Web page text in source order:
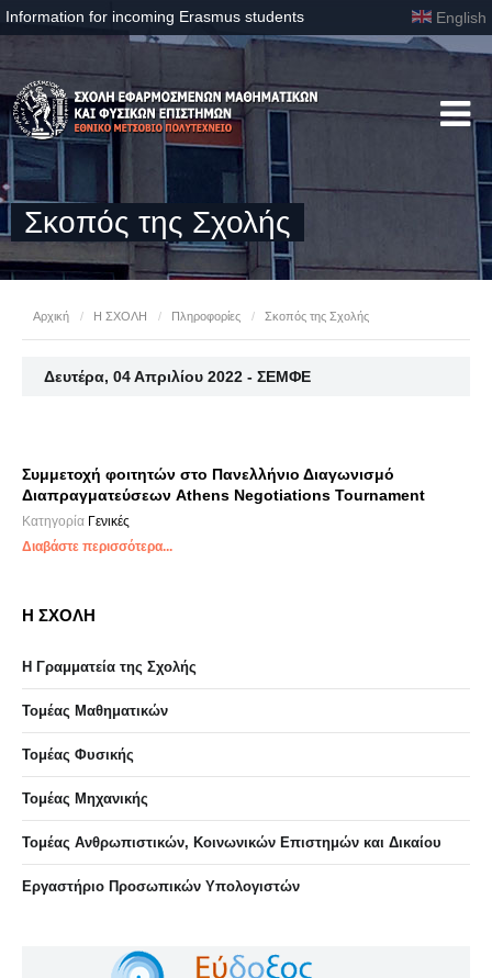
Information for incoming Erasmus students English
Σκοπός της Σχολής
Αρχική / Η ΣΧΟΛΗ / Πληροφορίες / Σκοπός της Σχολής
Δευτέρα, 04 Απριλίου 2022 - ΣΕΜΦΕ
Συμμετοχή φοιτητών στο Πανελλήνιο Διαγωνισμό
Διαπραγματεύσεων Athens Negotiations Tournament
Κατηγορία Γενικές
Διαβάστε περισσότερα...
Η ΣΧΟΛΗ
Η Γραμματεία της Σχολής
Τομέας Μαθηματικών
Τομέας Φυσικής
Τομέας Μηχανικής
Τομέας Ανθρωπιστικών, Κοινωνικών Επιστημών και Δικαίου
Eργαστήριo Προσωπικών Υπολογιστών